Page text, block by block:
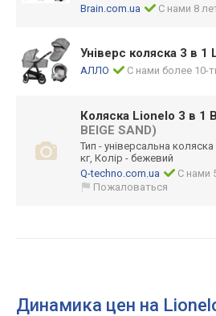
Brain.com.ua
С нами 8
Універс коляска 3 в 1
АЛЛО С нами более 10-
Коляска Lionelo 3 в 1
BEIGE SAND)
Тип - універсальна
кг, Колір - бежевий
Q-techno.com.ua
С нами
Пожаловаться
Динамика цен на